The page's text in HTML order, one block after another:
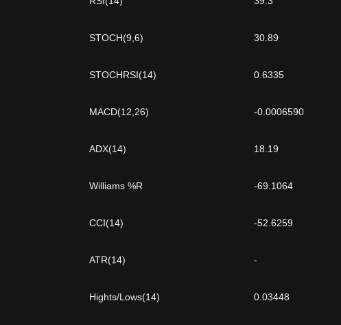
STOCH(9,6) 30.89
STOCHRSI(14) 0.6335
MACD(12,26) -0.0006590
ADX(14) 18.19
Williams %R -69.1064
CCI(14) -52.6259
ATR(14) -
Hights/Lows(14) 0.03448